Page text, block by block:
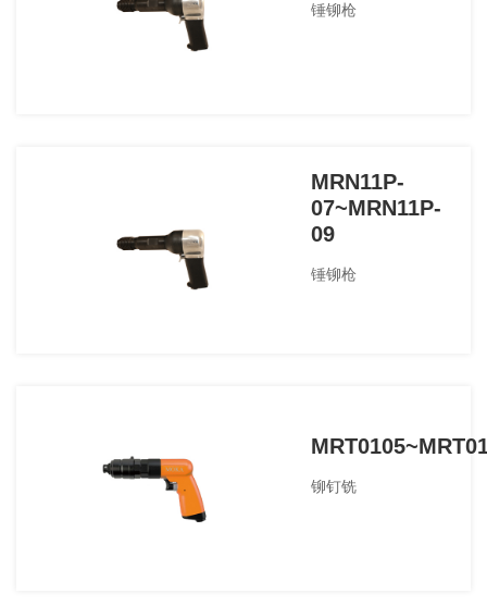
锤铆枪
MRN11P-
07~MRN11P-
09
锤铆枪
铆钉铣